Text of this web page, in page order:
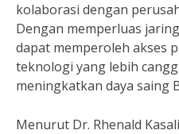
kolaborasi dengan
Dengan memperluas
dapat memperoleh akses
teknologi yang lebih
meningkatkan daya saing
Menurut Dr. Rhenald